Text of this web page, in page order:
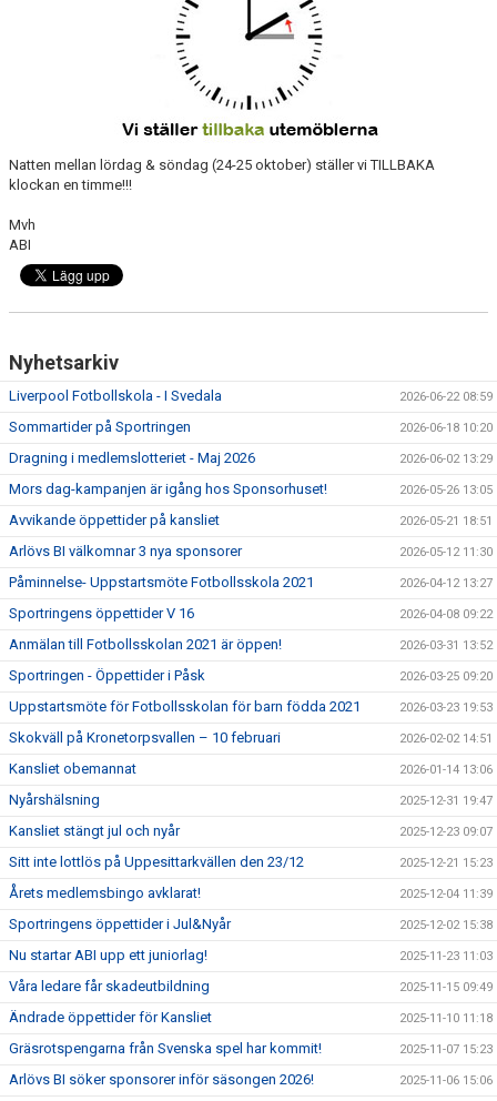
VÅRA KLUBBKLÄDER
HITTA HIT
Natten mellan lördag & söndag (24-25 oktober) ställer vi TILLBAKA
klockan en timme!!!
Mvh
ABI
Nyhetsarkiv
Liverpool Fotbollskola - I Svedala 2026-06-22 08:59
Sommartider på Sportringen 2026-06-18 10:20
Dragning i medlemslotteriet - Maj 2026 2026-06-02 13:29
Mors dag-kampanjen är igång hos Sponsorhuset! 2026-05-26 13:05
Avvikande öppettider på kansliet 2026-05-21 18:51
Arlövs BI välkomnar 3 nya sponsorer 2026-05-12 11:30
Påminnelse- Uppstartsmöte Fotbollsskola 2021 2026-04-12 13:27
Sportringens öppettider V 16 2026-04-08 09:22
Anmälan till Fotbollsskolan 2021 är öppen! 2026-03-31 13:52
Sportringen - Öppettider i Påsk 2026-03-25 09:20
Uppstartsmöte för Fotbollsskolan för barn födda 2021 2026-03-23 19:53
Skokväll på Kronetorpsvallen – 10 februari 2026-02-02 14:51
Kansliet obemannat 2026-01-14 13:06
Nyårshälsning 2025-12-31 19:47
Kansliet stängt jul och nyår 2025-12-23 09:07
Sitt inte lottlös på Uppesittarkvällen den 23/12 2025-12-21 15:23
Årets medlemsbingo avklarat! 2025-12-04 11:39
Sportringens öppettider i Jul&Nyår 2025-12-02 15:38
Nu startar ABI upp ett juniorlag! 2025-11-23 11:03
Våra ledare får skadeutbildning 2025-11-15 09:49
Ändrade öppettider för Kansliet 2025-11-10 11:18
Gräsrotspengarna från Svenska spel har kommit! 2025-11-07 15:23
Arlövs BI söker sponsorer inför säsongen 2026! 2025-11-06 15:06